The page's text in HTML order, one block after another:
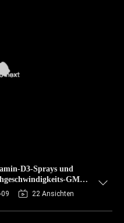
D3-Sprays und
GMP-
22 Ansichten